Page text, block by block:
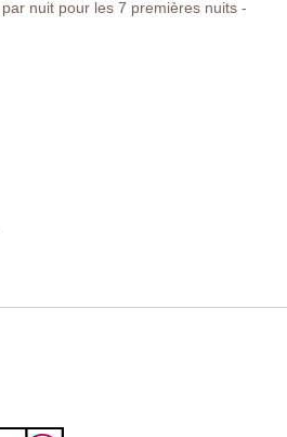
nuit pour les 7 premières nuits -